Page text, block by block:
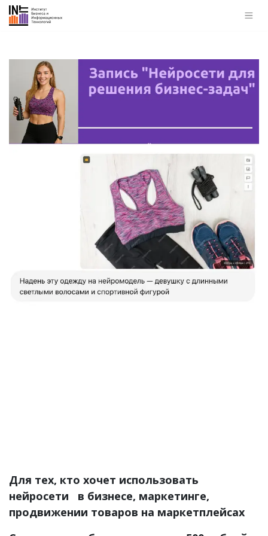
Для тех, кто хочет использовать
нейросети в бизнесе, маркетинге,
продвижении товаров на маркетплейсах